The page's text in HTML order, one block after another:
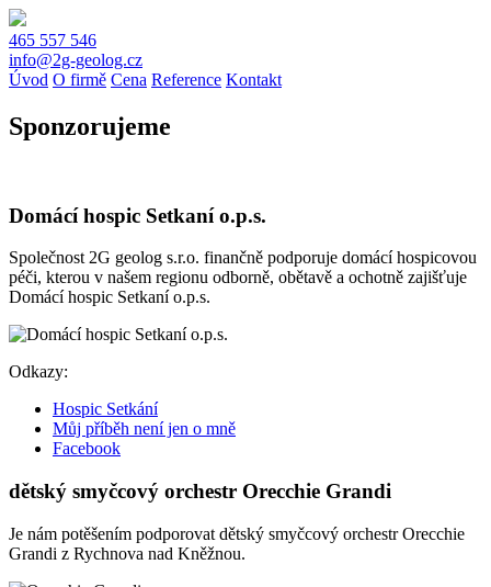
465 557 546
info@2g-geolog.cz
Úvod O firmě Cena Reference Kontakt
Sponzorujeme
Domácí hospic Setkaní o.p.s.
Společnost 2G geolog s.r.o. finančně podporuje domácí hospicovou
péči, kterou v našem regionu odborně, obětavě a ochotně zajišťuje
Domácí hospic Setkaní o.p.s.
Odkazy:
Hospic Setkání
Můj příběh není jen o mně
Facebook
dětský smyčcový orchestr Orecchie Grandi
Je nám potěšením podporovat dětský smyčcový orchestr Orecchie
Grandi z Rychnova nad Kněžnou.